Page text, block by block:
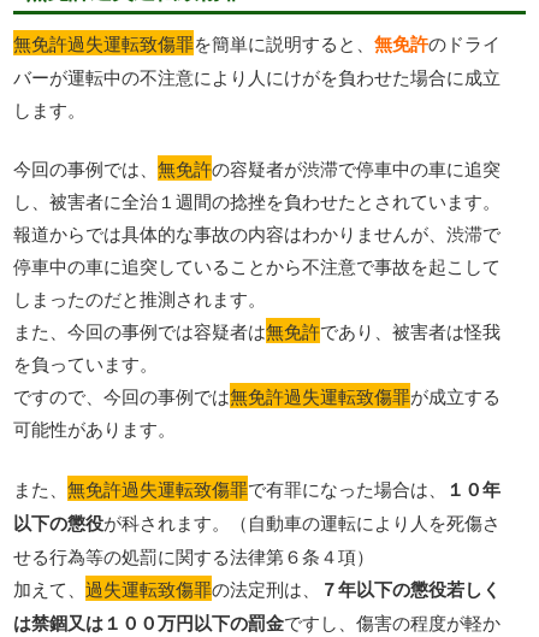
無免許過失運転致傷罪を簡単に説明すると、無免許のドライ
バーが運転中の不注意により人にけがを負わせた場合に成立
します。
今回の事例では、無免許の容疑者が渋滞で停車中の車に追突
し、被害者に全治１週間の捻挫を負わせたとされています。
報道からでは具体的な事故の内容はわかりませんが、渋滞で
停車中の車に追突していることから不注意で事故を起こして
しまったのだと推測されます。
また、今回の事例では容疑者は無免許であり、被害者は怪我
を負っています。
ですので、今回の事例では無免許過失運転致傷罪が成立する
可能性があります。
また、無免許過失運転致傷罪で有罪になった場合は、
１０年
以下の懲役が科されます。（自動車の運転により人を死傷さ
せる行為等の処罰に関する法律第６条４項）
加えて、過失運転致傷罪の法定刑は、
７年以下の懲役若しく
は禁錮又は１００万円以下の罰金ですし、傷害の程度が軽か